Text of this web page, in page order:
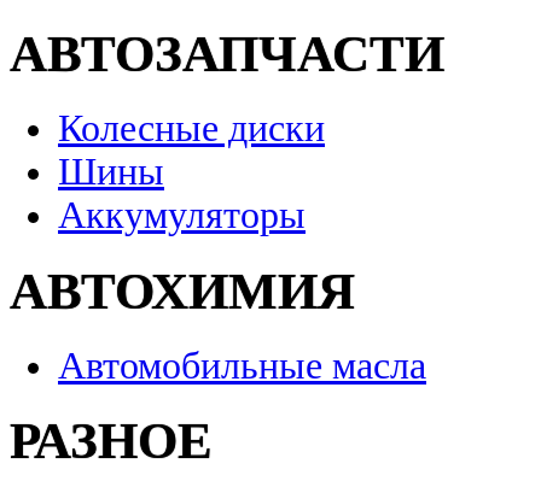
АВТОЗАПЧАСТИ
Колесные диски
Шины
Аккумуляторы
АВТОХИМИЯ
Автомобильные масла
РАЗНОЕ